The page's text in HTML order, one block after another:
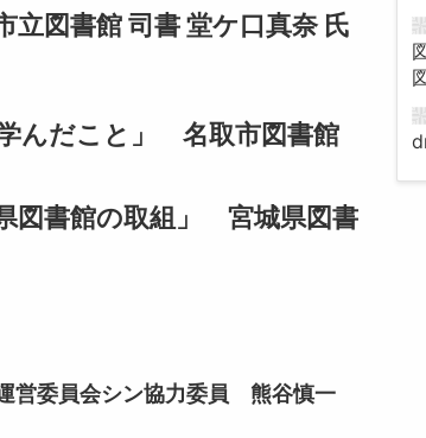
書館 司書 堂ケ口真奈 氏
だこと」 名取市図書館
書館の取組」 宮城県図書
委員会シン協力委員 熊谷慎一